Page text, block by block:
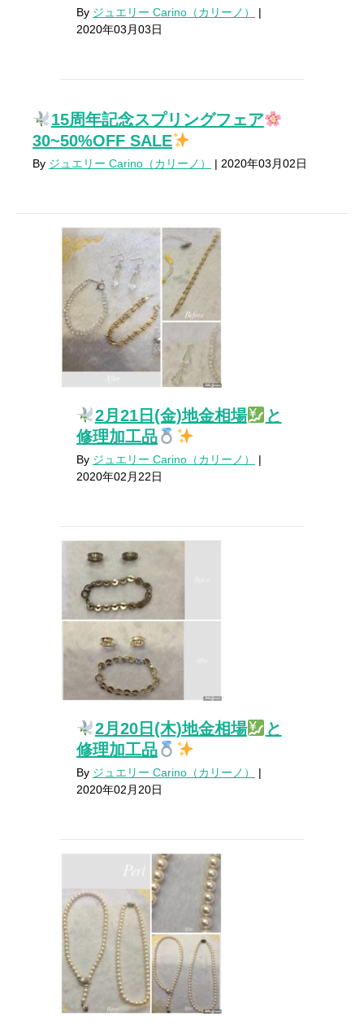
By ジュエリー Carino（カリーノ）
|
2020年03月03日
15周年記念スプリングフェア
30~50%OFF SALE
By ジュエリー Carino（カリーノ） | 2020年03月02日
2月21日(金)地金相場
と
修理加工品
By ジュエリー Carino（カリーノ）
|
2020年02月22日
2月20日(木)地金相場
と
修理加工品
By ジュエリー Carino（カリーノ）
|
2020年02月20日